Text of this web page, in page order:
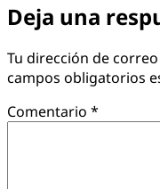
Deja una
Tu dirección de
campos obligatorios
Comentario *